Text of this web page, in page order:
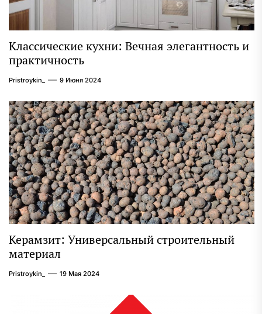
Классические кухни: Вечная элегантность и
практичность
Pristroykin_ 9 Июня 2024
Керамзит: Универсальный строительный
материал
Pristroykin_ 19 Мая 2024